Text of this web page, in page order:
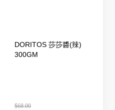
DORITOS 莎莎醬(辣)
300GM
$68.00